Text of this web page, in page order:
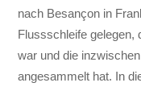
nach Besançon in
Flussschleife gelegen,
war und die
angesammelt hat. In